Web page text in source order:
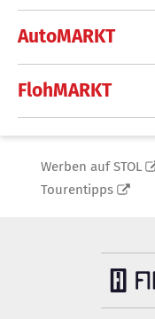
AutoMARKT
FlohMARKT
Werben auf STOL
Tourentipps